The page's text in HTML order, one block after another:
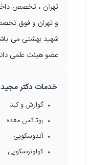
تهران ، تخصص
و تهران و فوق
عضو هیئت علمی
خدمات دکتر مجید
گوارش و کبد
بوتاکس معده
آندوسکوپی
کولونوسکوپی